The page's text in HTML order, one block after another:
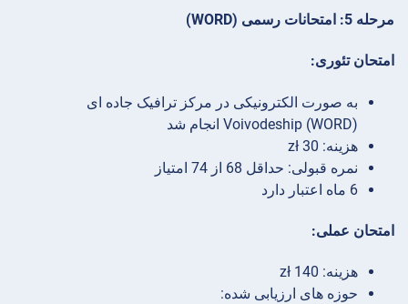
مرحله 5: امتحانات رسمی (WORD)
امتحان تئوری:
به صورت الکترونیکی در مرکز ترافیک جاده ای
Voivodeship (WORD) انجام شد
هزینه: 30 zł
نمره قبولی: حداقل 68 از 74 امتیاز
6 ماه اعتبار دارد
امتحان عملی:
هزینه: 140 zł
حوزه های ارزیابی شده: